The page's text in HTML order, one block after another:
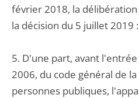
février 2018, la
la décision du 5 juillet 2019 :
5. D'une part, avant
2006, du code général de
personnes publiques,